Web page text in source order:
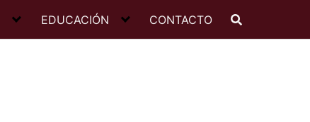
EDUCACIÓN CONTACTO